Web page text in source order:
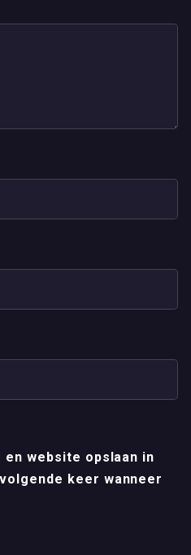
en website opslaan in
keer wanneer